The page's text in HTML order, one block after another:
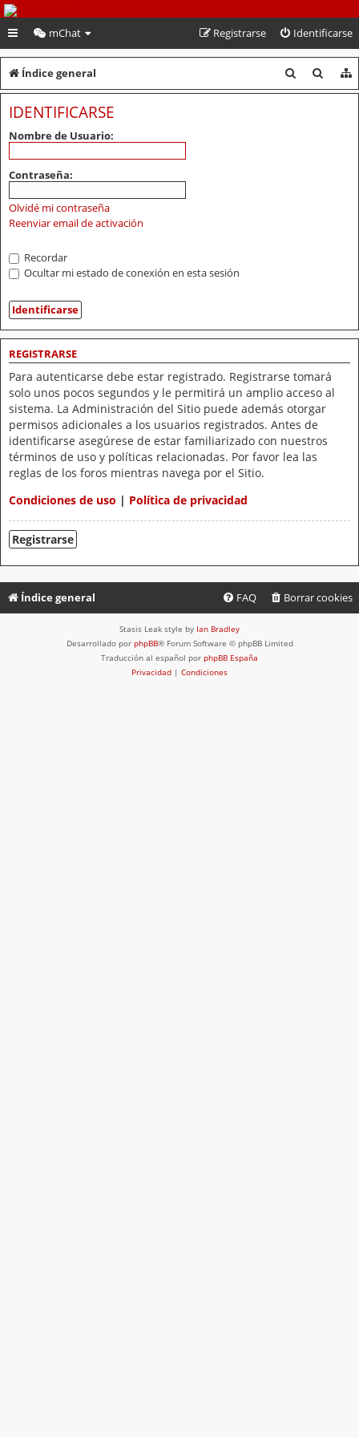
PeruVoley.com
mChat Identificarse
Registrarse
Índice general
u
u
IDENTIFICARSE
Nombre de Usuario:
Contraseña:
Olvidé mi contraseña
Reenviar email de activación
Recordar
Ocultar mi estado de conexión en esta sesión
REGISTRARSE
Para autenticarse debe estar registrado. Registrarse tomará
solo unos pocos segundos y le permitirá un amplio acceso al
sistema. La Administración del Sitio puede además otorgar
permisos adicionales a los usuarios registrados. Antes de
identificarse asegúrese de estar familiarizado con nuestros
términos de uso y políticas relacionadas. Por favor lea las
reglas de los foros mientras navega por el Sitio.
Condiciones de uso | Política de privacidad
Registrarse
Índice general Borrar cookies
FAQ
Stasis Leak style by Ian Bradley
Desarrollado por phpBB® Forum Software © phpBB Limited
Traducción al español por phpBB España
Privacidad | Condiciones